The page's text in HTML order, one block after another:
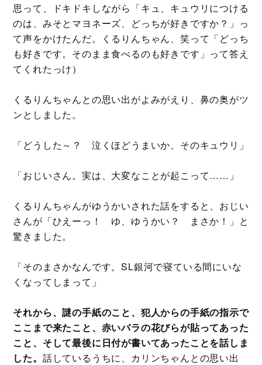
思って、ドキドキしながら「キュ、キュウリにつける
のは、みそとマヨネーズ、どっちが好きですか？」っ
て声をかけたんだ。くるりんちゃん、笑って「どっち
も好きです。そのまま食べるのも好きです」って答え
てくれたっけ）
くるりんちゃんとの思い出がよみがえり、鼻の奥がツ
ンとしました。
「どうした～？ 泣くほどうまいか、そのキュウリ」
「おじいさん。実は、大変なことが起こって……」
くるりんちゃんがゆうかいされた話をすると、おじい
さんが「ひえーっ！ ゆ、ゆうかい？ まさか！」と
驚きました。
「そのまさかなんです。SL銀河で寝ている間にいな
くなってしまって」
それから、謎の手紙のこと、犯人からの手紙の指示で
ここまで来たこと、赤いバラの花びらが貼ってあった
こと、そして最後に日付が書いてあったことを話しま
した。 話しているうちに、カリンちゃんとの思い出